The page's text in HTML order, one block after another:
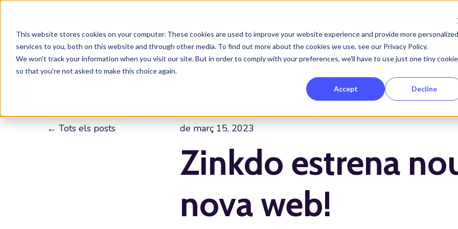
This website stores cookies on your computer. These cookies are used to improve your website experience and provide more personalized
services to you, both on this website and through other media. To find out more about the cookies we use, see our Privacy Policy.
We won't track your information when you visit our site. But in order to comply with your preferences, we'll have to use just one tiny cookie
so that you're not asked to make this choice again.
Accept Decline
ServeisShow submenu for Serveis
Projectes Clients
Tots els posts de març 15, 2023
Zinkdo estrena
nova web!